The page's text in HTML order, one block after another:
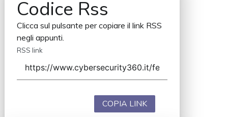
Codice Rss
Clicca sul pulsante per copiare il link RSS
negli appunti.
RSS link
COPIA LINK